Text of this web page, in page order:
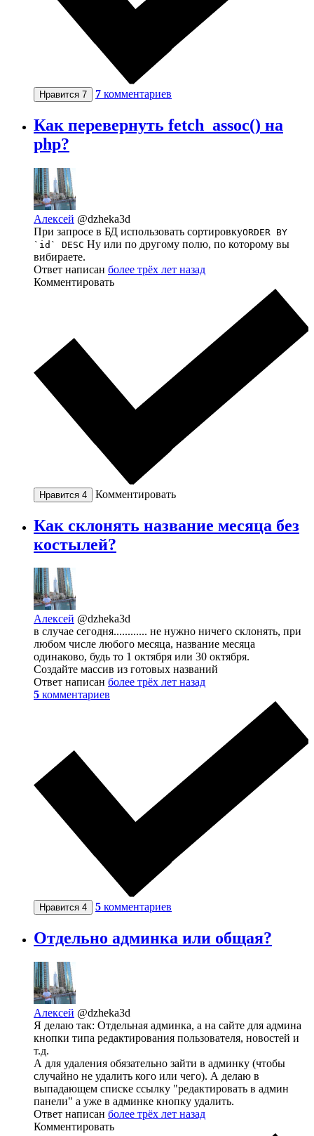
Нравится 7 7 комментариев
Как перевернуть fetch_assoc() на
php?
Алексей @dzheka3d
При запросе в БД использовать сортировкуORDER BY
`id` DESC Ну или по другому полю, по которому вы
вибираете.
Ответ написан более трёх лет назад
Комментировать
Нравится 4 Комментировать
Как склонять название месяца без
костылей?
Алексей @dzheka3d
в случае сегодня............ не нужно ничего склонять, при
любом числе любого месяца, название месяца
одинаково, будь то 1 октября или 30 октября.
Создайте массив из готовых названий
Ответ написан более трёх лет назад
5 комментариев
Нравится 4 5 комментариев
Отдельно админка или общая?
Алексей @dzheka3d
Я делаю так: Отдельная админка, а на сайте для админа
кнопки типа редактирования пользователя, новостей и
т.д.
А для удаления обязательно зайти в админку (чтобы
случайно не удалить кого или чего). А делаю в
выпадающем списке ссылку "редактировать в админ
панели" а уже в админке кнопку удалить.
Ответ написан более трёх лет назад
Комментировать